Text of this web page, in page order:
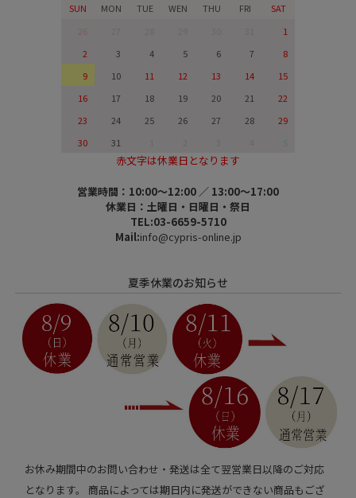
SUN MON TUE WEN THU FRI
SAT
1
2
3 4 5 6 7
8
9
10 11 12 13 14
15
16
17 18 19 20 21
22
23
24 25 26 27 28
29
30
31
赤文字は休業日となります
営業時間：10:00～12:00 ／ 13:00～17:00
休業日：土曜日・日曜日・祭日
TEL:03-6659-5710
Mail:info@cypris-online.jp
夏季休業のお知らせ
お休み期間中のお問い合わせ・発送は全て翌営業日以降のご対応
となります。 商品によっては期日内に発送ができない商品もござ